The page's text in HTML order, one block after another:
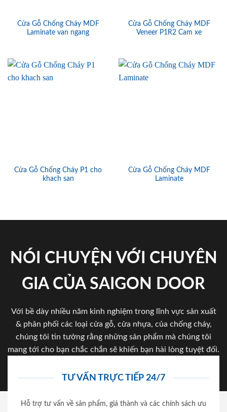
Cửa Gỗ Chống Cháy MDF
Laminate van ngang
Cửa Gỗ Chống Cháy MDF
Veneer P1R2 Cam xe
Cửa Gỗ Chống Cháy P1 cho
khach san
Cửa Gỗ Chống Cháy MDF
Laminate
NÓI CHUYỆN VỚI CHUYÊN
GIA CỦA SAIGON DOOR
Với bề dày nhiều năm kinh nghiệm trong lĩnh vực sản xuất
& phân phối các loại cửa gỗ, cửa nhựa, của chống cháy,
chúng tôi tin tưởng rằng những sản phẩm mà chúng tôi
mang tới cho bạn chắc chắn sẽ khiến bạn hài lòng tuyệt đối.
TƯ VẤN TRỰC TIẾP 24/7
Hỗ trợ tư vấn về sản phẩm, giá thành và các chính sách ưu